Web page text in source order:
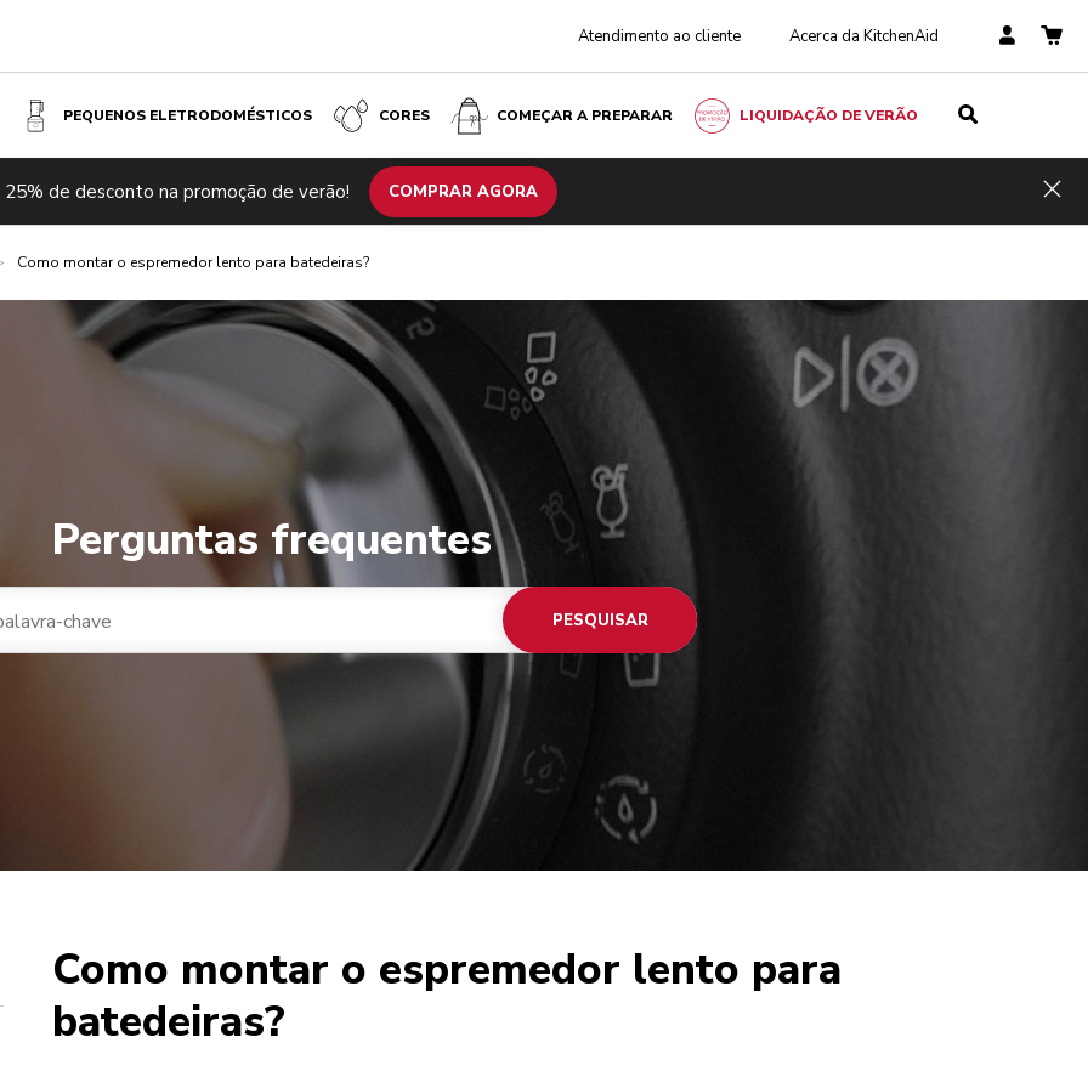
Atendimento ao cliente Acerca da KitchenAid
PEQUENOS ELETRODOMÉSTICOS CORES COMEÇAR A PREPARAR LIQUIDAÇÃO DE VERÃO
de desconto na promoção de verão! COMPRAR AGORA
Como montar o espremedor lento para batedeiras?
Perguntas frequentes
PESQUISAR
Como montar o espremedor lento para
batedeiras?
de café